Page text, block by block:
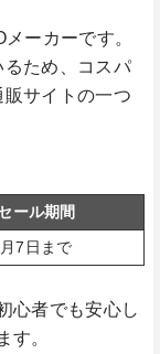
ーカーです。
るため、コスパ
サイトの一つ
ール期間
7日まで
心者でも安心し
す。